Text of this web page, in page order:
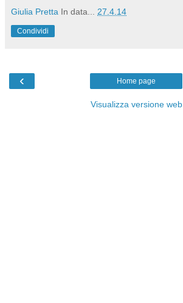
Giulia Pretta In data... 27.4.14
Condividi
‹ Home page
Visualizza versione web